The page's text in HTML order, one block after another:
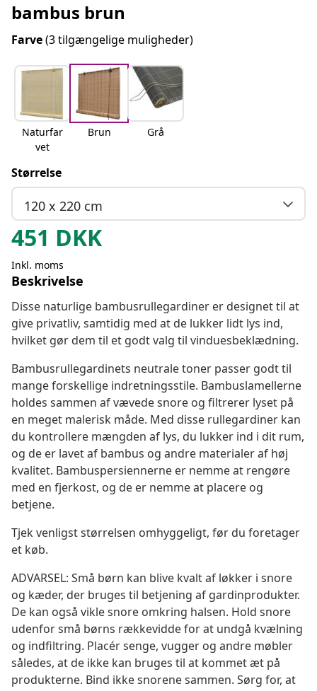
bambus brun
Farve(3 tilgængelige muligheder)
Naturfar
vet
Brun Grå
Størrelse
120 x 220 cm
451 DKK
Inkl. moms
Beskrivelse
Disse naturlige bambusrullegardiner er designet til at
give privatliv, samtidig med at de lukker lidt lys ind,
hvilket gør dem til et godt valg til vinduesbeklædning.
Bambusrullegardinets neutrale toner passer godt til
mange forskellige indretningsstile. Bambuslamellerne
holdes sammen af vævede snore og filtrerer lyset på
en meget malerisk måde. Med disse rullegardiner kan
du kontrollere mængden af lys, du lukker ind i dit rum,
og de er lavet af bambus og andre materialer af høj
kvalitet. Bambuspersiennerne er nemme at rengøre
med en fjerkost, og de er nemme at placere og
betjene.
Tjek venligst størrelsen omhyggeligt, før du foretager
et køb.
ADVARSEL: Små børn kan blive kvalt af løkker i snore
og kæder, der bruges til betjening af gardinprodukter.
De kan også vikle snore omkring halsen. Hold snore
udenfor små børns rækkevidde for at undgå kvælning
og indfiltring. Placér senge, vugger og andre møbler
således, at de ikke kan bruges til at kommet æt på
produkterne. Bind ikke snorene sammen. Sørg for, at